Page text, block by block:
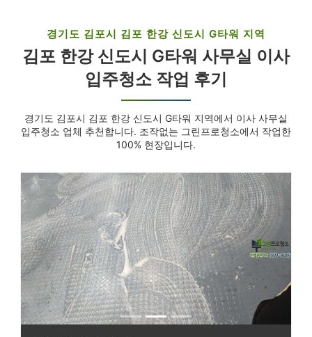
경기도 김포시 김포 한강 신도시 G타워 지역
김포 한강 신도시 G타워 사무실 이사
입주청소 작업 후기
경기도 김포시 김포 한강 신도시 G타워 지역에서 이사 사무실
입주청소 업체 추천합니다. 조작없는 그린프로청소에서 작업한
100% 현장입니다.